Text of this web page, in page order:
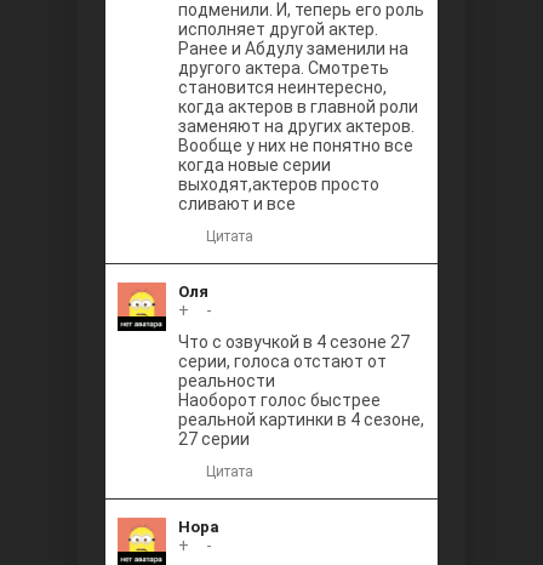
подменили. И, теперь его роль
исполняет другой актер.
Ранее и Абдулу заменили на
другого актера. Смотреть
становится неинтересно,
когда актеров в главной роли
заменяют на других актеров.
Вообще у них не понятно все
когда новые серии
выходят,актеров просто
сливают и все
Цитата
Оля
+
-
Что с озвучкой в 4 сезоне 27
серии, голоса отстают от
реальности
Наоборот голос быстрее
реальной картинки в 4 сезоне,
27 серии
Цитата
Нора
+
-